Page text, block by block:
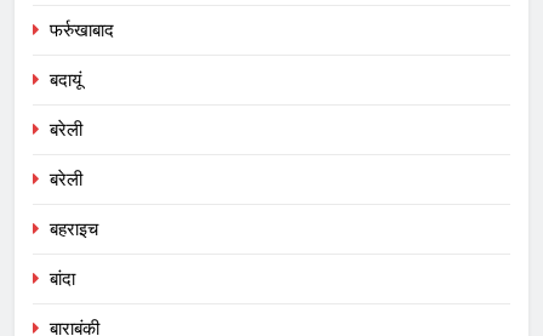
फर्रुखाबाद
बदायूं
बरेली
बरेली
बहराइच
बांदा
बाराबंकी